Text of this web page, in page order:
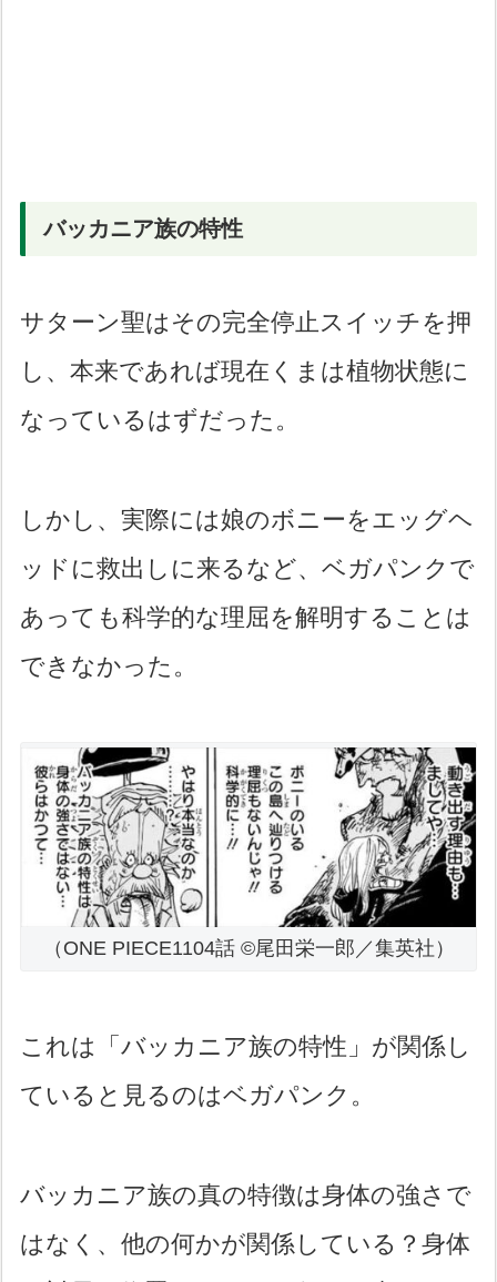
バッカニア族の特性
サターン聖はその完全停止スイッチを押
し、本来であれば現在くまは植物状態に
なっているはずだった。
しかし、実際には娘のボニーをエッグヘ
ッドに救出しに来るなど、ベガパンクで
あっても科学的な理屈を解明することは
できなかった。
（ONE PIECE1104話 ©尾田栄一郎／集英社）
これは「バッカニア族の特性」が関係し
ていると見るのはベガパンク。
バッカニア族の真の特徴は身体の強さで
はなく、他の何かが関係している？身体